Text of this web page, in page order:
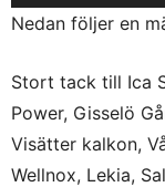
Nedan följer en
Stort tack till Ica
Power, Gisselö
Visätter kalkon,
Wellnox, Lekia,